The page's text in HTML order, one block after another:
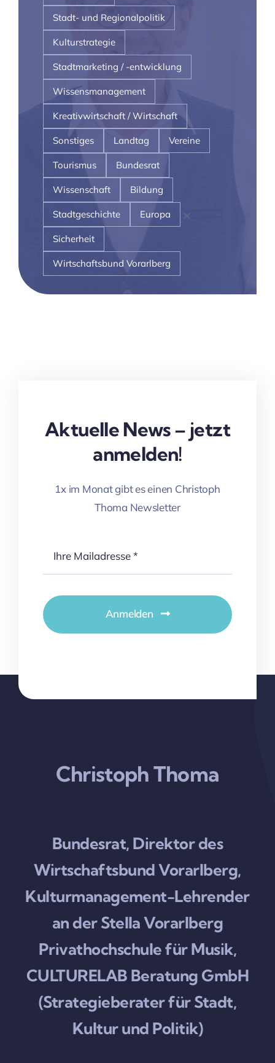
Stadt- und Regionalpolitik
Kulturstrategie
Stadtmarketing / -entwicklung
Wissensmanagement
Kreativwirtschaft / Wirtschaft
Sonstiges Landtag Vereine
Tourismus Bundesrat
Wissenschaft Bildung
Stadtgeschichte Europa
Sicherheit
Wirtschaftsbund Vorarlberg
Aktuelle News – jetzt
anmelden!
1x im Monat gibt es einen Christoph
Thoma Newsletter
Anmelden
Christoph Thoma
Bundesrat, Direktor des
Wirtschaftsbund Vorarlberg,
Kulturmanagement-Lehrender
an der Stella Vorarlberg
Privathochschule für Musik,
CULTURELAB Beratung GmbH
(Strategieberater für Stadt,
Kultur und Politik)